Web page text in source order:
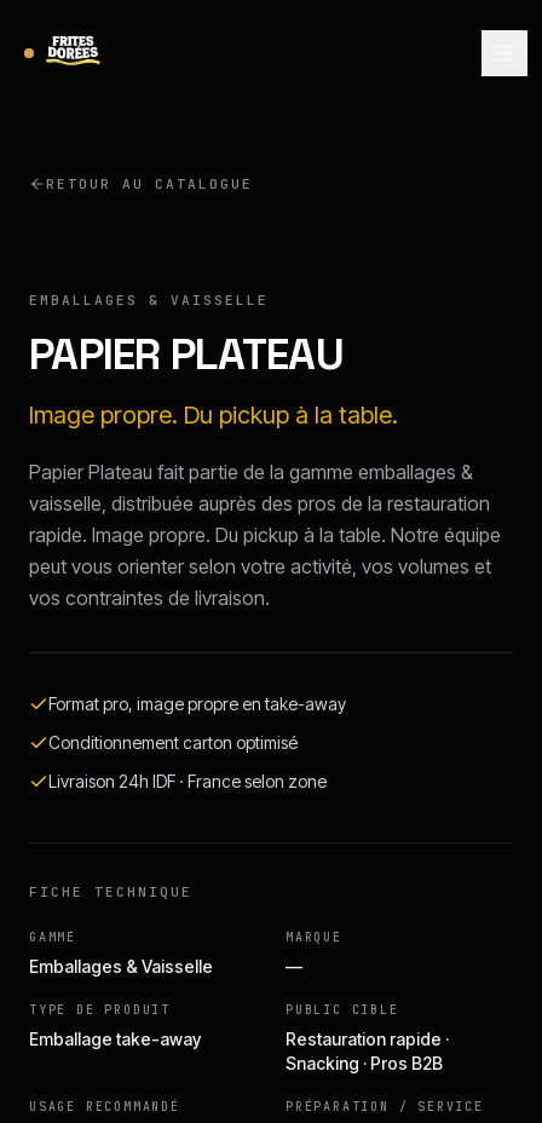
RETOUR AU CATALOGUE
EMBALLAGES & VAISSELLE
PAPIER PLATEAU
Image propre. Du pickup à la table.
Papier Plateau fait partie de la gamme emballages &
vaisselle, distribuée auprès des pros de la restauration
rapide. Image propre. Du pickup à la table. Notre équipe
peut vous orienter selon votre activité, vos volumes et
vos contraintes de livraison.
Format pro, image propre en take-away
Conditionnement carton optimisé
Livraison 24h IDF · France selon zone
FICHE TECHNIQUE
GAMME
Emballages & Vaisselle
MARQUE
—
TYPE DE PRODUIT
Emballage take-away
PUBLIC CIBLE
Restauration rapide ·
Snacking · Pros B2B
USAGE RECOMMANDÉ PRÉPARATION / SERVICE